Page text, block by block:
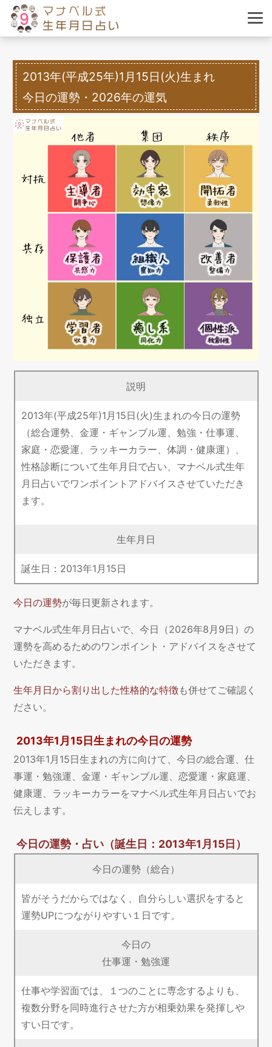
2013年(平成25年)1月15日(火)生まれ
今日の運勢・2026年の運気
説明
2013年(平成25年)1月15日(火)生まれの今日の運勢
（総合運勢、金運・ギャンブル運、勉強・仕事運、
家庭・恋愛運、ラッキーカラー、体調・健康運）、
性格診断について生年月日で占い、マナベル式生年
月日占いでワンポイントアドバイスさせていただき
ます。
生年月日
誕生日： 2013年1 月 15日
今日の運勢が毎日更新されます。
マナベル式生年月日占いで、今日（2026年8月9日）の
運勢を高めるためのワンポイント・アドバイスをさせて
いただきます。
生年月日から割り出した性格的な特徴も併せてご確認く
ださい。
2013年1月15日生まれの今日の運勢
2013年1月15日生まれの方に向けて、今日の総合運、仕
事運・勉強運、金運・ギャンブル運、恋愛運・家庭運、
健康運、ラッキーカラーをマナベル式生年月日占いでお
伝えします。
今日の運勢・占い（誕生日：2013年1月15日）
今日の運勢（総合）
皆がそうだからではなく、自分らしい選択をすると
運勢UPにつながりやすい１日です。
今日の
仕事運・勉強運
仕事や学習面では、１つのことに専念するよりも、
複数分野を同時進行させた方が相乗効果を発揮しや
すい日です。